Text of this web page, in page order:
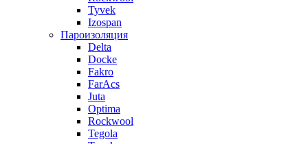
Tyvek
Izospan
Пароизоляция
Delta
Docke
Fakro
FarAcs
Juta
Optima
Rockwool
Tegola